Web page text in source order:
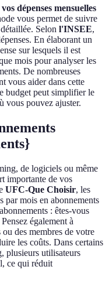
dépenses mensuelles
vous permet de suivre
Selon l'INSEE,
En élaborant un
sur lesquels il est
mois pour analyser les
De nombreuses
vous aider dans cette
budget peut simplifier le
vous pouvez ajuster.
de logiciels ou même
importante de vos
UFC-Que Choisir, les
par mois en abonnements
: êtes-vous
également à
ou des membres de votre
les coûts. Dans certains
plusieurs utilisateurs
ce qui réduit